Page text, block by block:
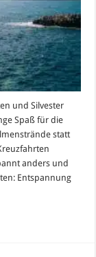
und Silvester
Spaß für die
statt
anders und
Entspannung